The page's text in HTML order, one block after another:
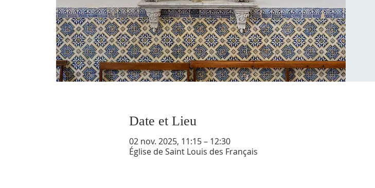
Date et Lieu
02 nov. 2025, 11:15 – 12:30
Église de Saint Louis des Français